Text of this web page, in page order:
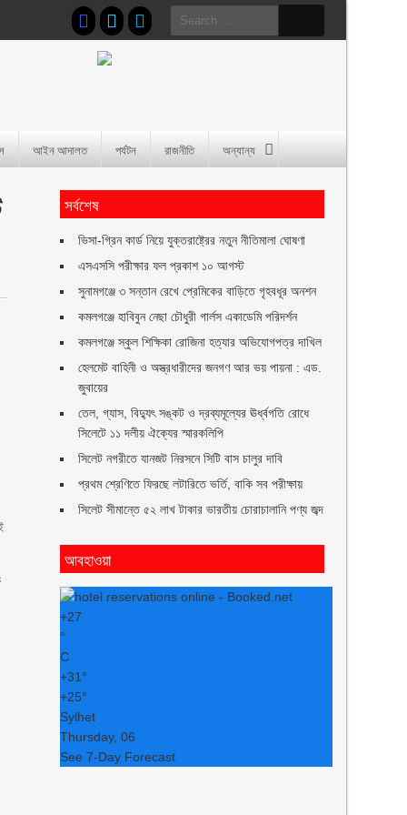
Search
for:
আইন আদালত পর্যটন রাজনীতি অন্যান্য
সর্বশেষ
ভিসা-গ্রিন কার্ড নিয়ে যুক্তরাষ্ট্রের নতুন নীতিমালা ঘোষণা
এসএসসি পরীক্ষার ফল প্রকাশ ১০ আগস্ট
সুনামগঞ্জে ৩ সন্তান রেখে প্রেমিকের বাড়িতে গৃহবধূর অনশন
কমলগঞ্জে হাবিবুন নেছা চৌধুরী গার্লস একাডেমি পরিদর্শন
কমলগঞ্জে স্কুল শিক্ষিকা রোজিনা হত্যার অভিযোগপত্র দাখিল
হেলমেট বাহিনী ও অস্ত্রধারীদের জনগণ আর ভয় পায়না : এড.
জুবায়ের
তেল, গ্যাস, বিদ্যুৎ সঙ্কট ও দ্রব্যমূল্যের ঊর্ধ্বগতি রোধে
সিলেটে ১১ দলীয় ঐক্যের স্মারকলিপি
সিলেট নগরীতে যানজট নিরসনে সিটি বাস চালুর দাবি
প্রথম শ্রেণিতে ফিরছে লটারিতে ভর্তি, বাকি সব পরীক্ষায়
সিলেট সীমান্তে ৫২ লাখ টাকার ভারতীয় চোরাচালানি পণ্য জব্দ
আবহাওয়া
+27
°
C
+31°
+25°
Sylhet
Thursday, 06
See 7-Day Forecast